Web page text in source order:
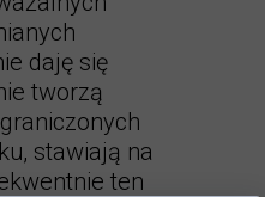
daję się
tworzą
stawiają na
ten